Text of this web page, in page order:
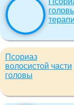
Псориаз
волосистой части
головы